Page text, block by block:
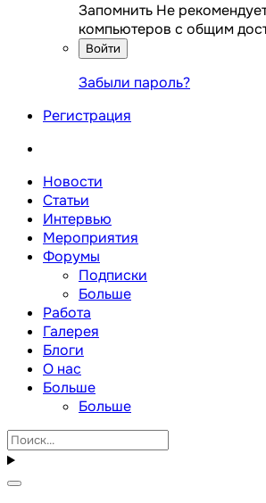
Запомнить Не
компьютеров с общим
Войти
Забыли пароль?
Регистрация
Новости
Статьи
Интервью
Мероприятия
Форумы
Подписки
Больше
Работа
Галерея
Блоги
О нас
Больше
Больше